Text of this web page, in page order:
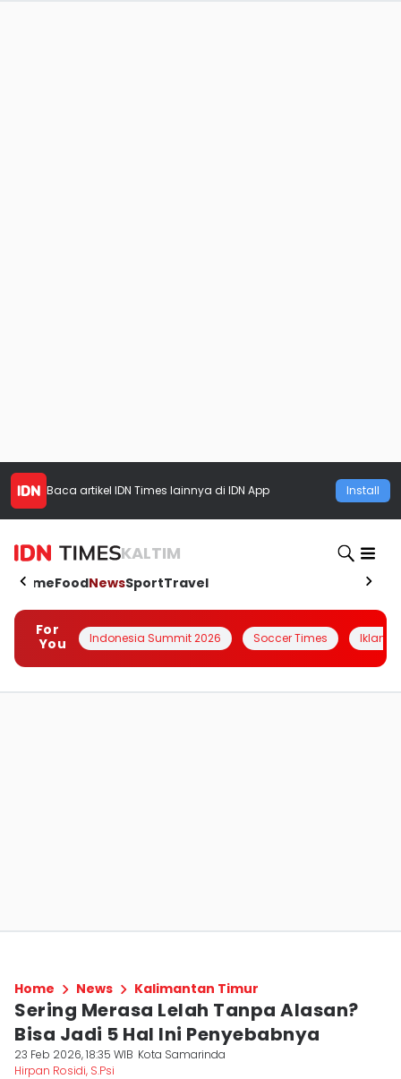
Baca artikel IDN Times lainnya di IDN App Install
KALTIM
HomeFoodNewsSportTravel
For
You
Indonesia Summit 2026 Soccer Times Iklanin
Home News Kalimantan Timur
Sering Merasa Lelah Tanpa Alasan?
Bisa Jadi 5 Hal Ini Penyebabnya
23 Feb 2026, 18:35 WIB Kota Samarinda
Hirpan Rosidi, S.Psi